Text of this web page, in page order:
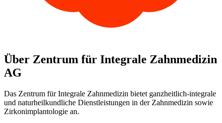
Über Zentrum für Integrale Zahnmedizin
AG
Das Zentrum für Integrale Zahnmedizin bietet ganzheitlich-integrale
und naturheilkundliche Dienstleistungen in der Zahnmedizin sowie
Zirkonimplantologie an.